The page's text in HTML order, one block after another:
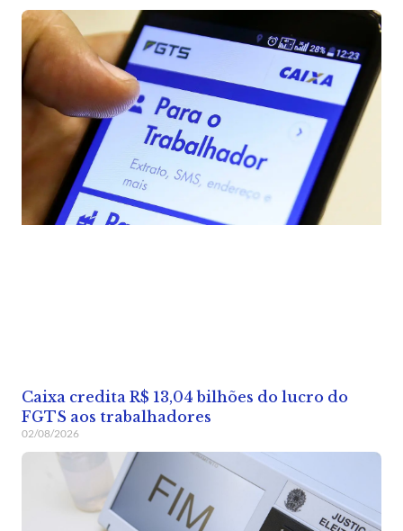
Caixa credita R$ 13,04 bilhões do lucro do
FGTS aos trabalhadores
02/08/2026